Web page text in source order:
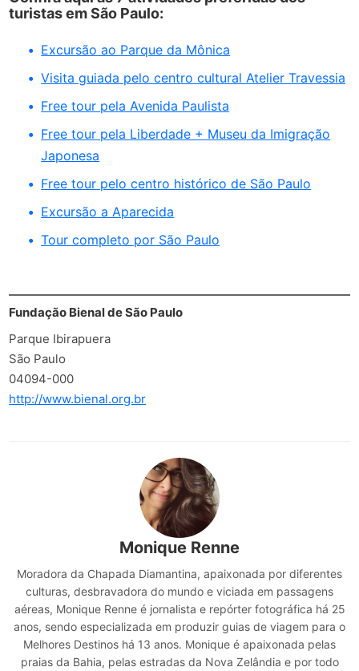
turistas em São Paulo:
Excursão ao Parque da Mônica
Visita guiada pelo centro cultural Atelier Travessia
Free tour pela Avenida Paulista
Free tour pela Liberdade + Museu da Imigração
Japonesa
Free tour pelo centro histórico de São Paulo
Excursão a Aparecida
Tour completo por São Paulo
Fundação Bienal de São Paulo
Parque Ibirapuera
São Paulo
04094-000
http://www.bienal.org.br
Monique Renne
Moradora da Chapada Diamantina, apaixonada por diferentes
culturas, desbravadora do mundo e viciada em passagens
aéreas, Monique Renne é jornalista e repórter fotográfica há 25
anos, sendo especializada em produzir guias de viagem para o
Melhores Destinos há 13 anos. Monique é apaixonada pelas
praias da Bahia, pelas estradas da Nova Zelândia e por todo